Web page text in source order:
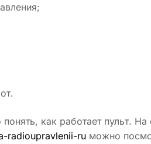
как работает пульт. На
radioupravlenii-ru можно